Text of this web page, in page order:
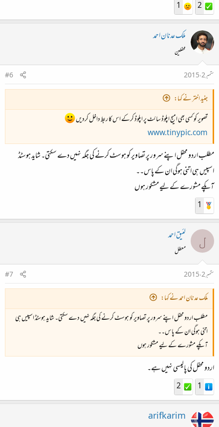
2
1
ملک عدنان احمد
محفلین
ستمبر 2، 2015
#6
جنید اختر نے کہا:
تصویر کو کسی بھی امیج اپلوڈ سائٹ پر اپلوڈ کرکے اس کا ربط داخل کردیں
www.tinypic.com
مطلب اردو محفل اپنے سرور پر تصاویر کو ہوسٹ کرنے کی جگہ نہیں دے سکتی۔ شاید ہوسٹڈ
اسپیس ہی اتنی ہوگی ان کے پاس۔۔
آپکے مشورے کے لیے مشکور ہوں
1
ل لئیق احمد
معطل
ستمبر 2، 2015
#7
ملک عدنان احمد نے کہا:
مطلب اردو محفل اپنے سرور پر تصاویر کو ہوسٹ کرنے کی جگہ نہیں دے سکتی۔ شاید ہوسٹڈ اسپیس ہی
اتنی ہوگی ان کے پاس۔۔
آپکے مشورے کے لیے مشکور ہوں
اردو محفل کی پالیسی نہیں ہے۔
1
2
arifkarim